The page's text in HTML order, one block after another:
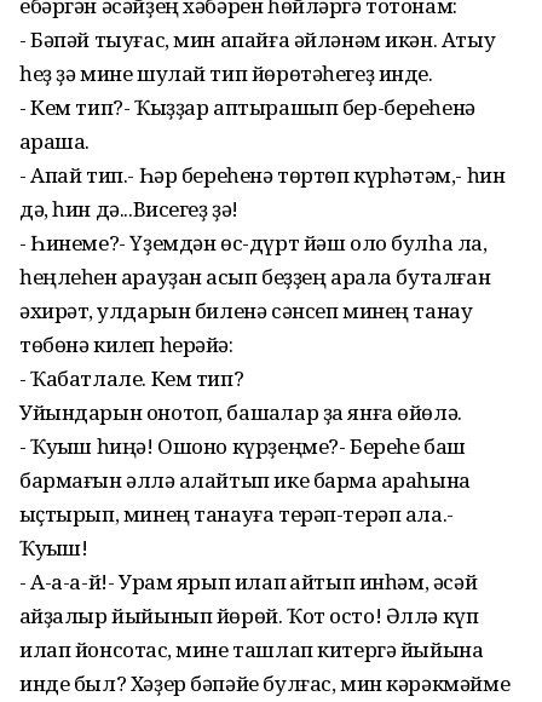
- Бәпәй тыуғас, мин апайға әйләнәм икән. Атыу
һеҙ ҙә мине шулай тип йөрөтәһегеҙ инде.
- Кем тип?- Ҡыҙҙар аптырашып бер-береһенә
ҡараша.
- Апай тип.- Һәр береһенә төртөп күрһәтәм,- һин
дә, һин дә...Висегеҙ ҙә!
- Һинеме?- Үҙемдән өс-дүрт йәш оло булһа ла,
һеңлеһен ҡарауҙан ҡасып беҙҙең арала буталған
әхирәт, ҡулдарын биленә сәнсеп минең танау
төбөнә килеп һерәйә:
- Ҡабатлале. Кем тип?
Уйындарын онотоп, башҡалар ҙа янға өйөлә.
- Ҡуҡыш һиңә! Ошоно күрҙеңме?- Береһе баш
бармағын әллә ҡалайтып ике бармаҡ араһына
ҡыҫтырып, минең танауға терәп-терәп ала.-
Ҡуҡыш!
- А-а-а-й!- Урам ярып илап ҡайтып инһәм, әсәй
ҡайҙалыр йыйынып йөрөй. Ҡот осто! Әллә күп
илап йонсотҡас, мине ташлап китергә йыйына
инде был? Хәҙер бәпәйе булғас, мин кәрәкмәйме